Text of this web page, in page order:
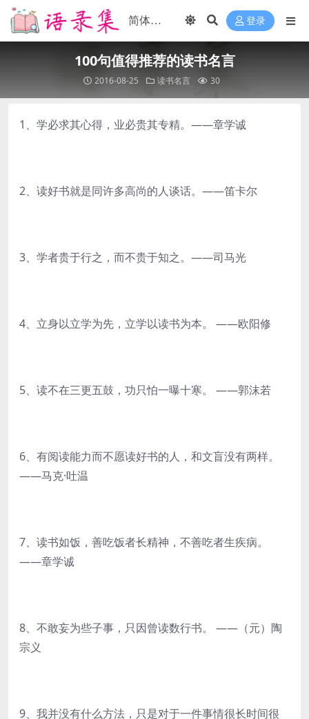
登录
100句值得推荐的读书名言
2016-08-25 读书名言 30
1、学必求其心得，业必贵其专精。——章学诚
2、读好书就是同许多高尚的人谈话。——笛卡尔
3、学者贵于行之，而不贵于知之。——司马光
4、立身以立学为先，立学以读书为本。 ——欧阳修
5、读不在三更五鼓，功只怕一曝十寒。 ——郭沫若
6、有阅读能力而不愿读好书的人，和文盲没有两样。
——马克·吐温
7、读书如饭，善吃饭者长精神，不善吃者生疾病。
——章学诚
8、不敢妄为些子事，只因曾读数行书。 ——（元）陶
宗义
9、我并没有什么方法，只是对于一件事情很长时间很